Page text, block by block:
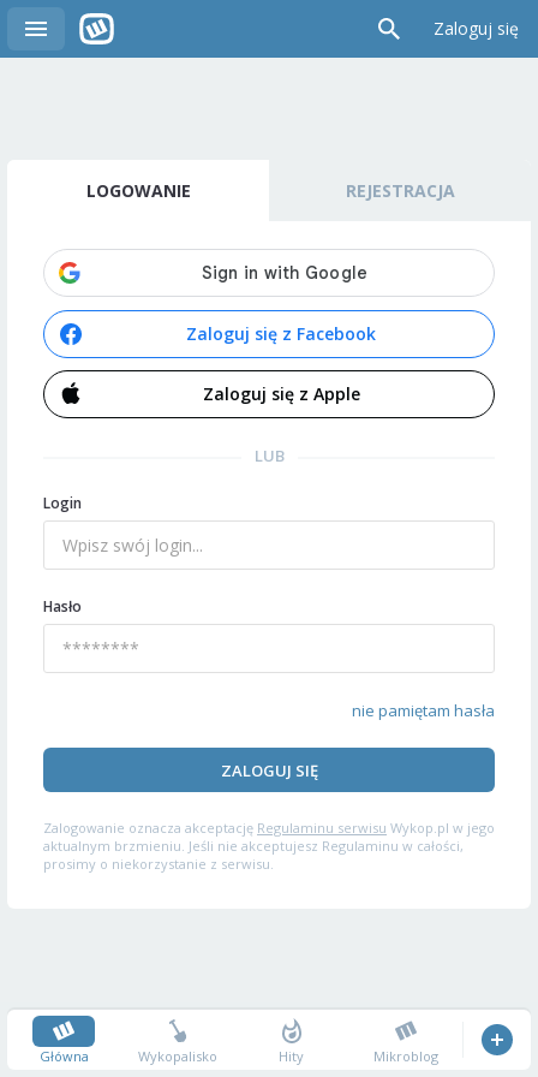
Zaloguj się
LOGOWANIE REJESTRACJA
Zaloguj się z Facebook
Zaloguj się z Apple
LUB
Login
Hasło
nie pamiętam hasła
ZALOGUJ SIĘ
Zalogowanie oznacza akceptację Regulaminu serwisu Wykop.pl w jego
aktualnym brzmieniu. Jeśli nie akceptujesz Regulaminu w całości,
prosimy o niekorzystanie z serwisu.
Główna Wykopalisko Hity Mikroblog